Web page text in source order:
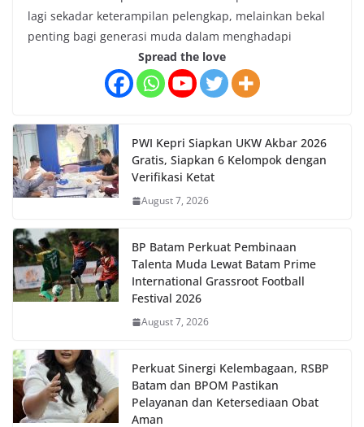
lagi sekadar keterampilan pelengkap, melainkan bekal
penting bagi generasi muda dalam menghadapi
Spread the love
PWI Kepri Siapkan UKW Akbar 2026
Gratis, Siapkan 6 Kelompok dengan
Verifikasi Ketat
August 7, 2026
BP Batam Perkuat Pembinaan
Talenta Muda Lewat Batam Prime
International Grassroot Football
Festival 2026
August 7, 2026
Perkuat Sinergi Kelembagaan, RSBP
Batam dan BPOM Pastikan
Pelayanan dan Ketersediaan Obat
Aman